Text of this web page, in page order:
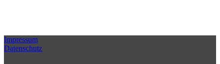
Impressum
Datenschutz